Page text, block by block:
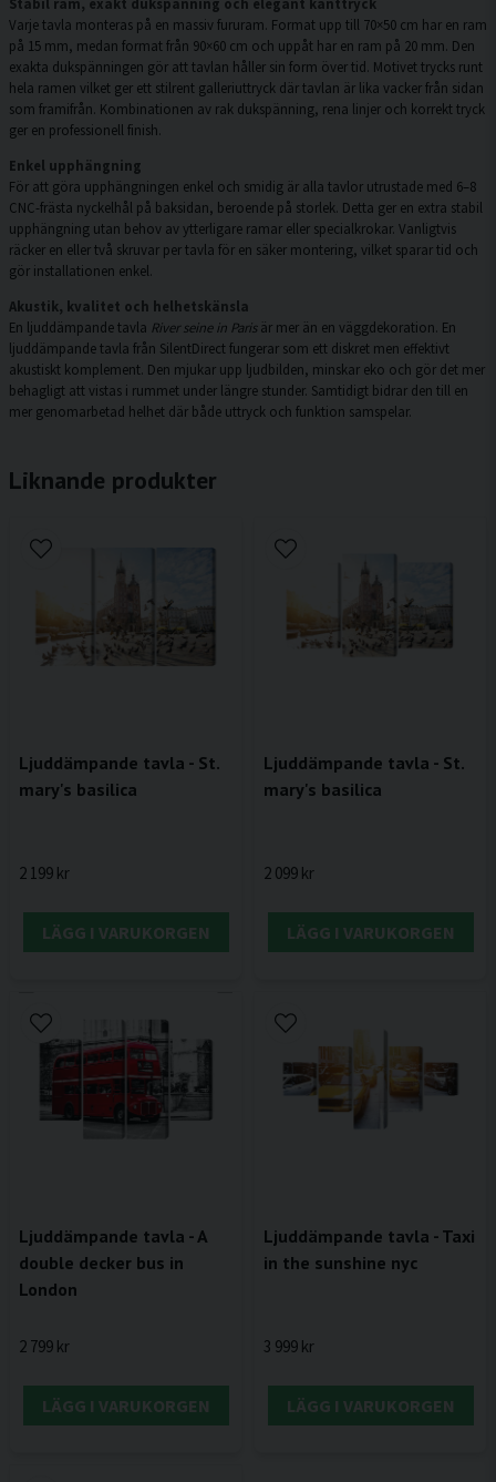
Stabil ram, exakt dukspänning och elegant kanttryck
Varje tavla monteras på en massiv fururam. Format upp till 70×50 cm har en ram
på 15 mm, medan format från 90×60 cm och uppåt har en ram på 20 mm. Den
exakta dukspänningen gör att tavlan håller sin form över tid. Motivet trycks runt
hela ramen vilket ger ett stilrent galleriuttryck där tavlan är lika vacker från sidan
som framifrån. Kombinationen av rak dukspänning, rena linjer och korrekt tryck
ger en professionell finish.
Enkel upphängning
För att göra upphängningen enkel och smidig är alla tavlor utrustade med 6–8
CNC-frästa nyckelhål på baksidan, beroende på storlek. Detta ger en extra stabil
upphängning utan behov av ytterligare ramar eller specialkrokar. Vanligtvis
räcker en eller två skruvar per tavla för en säker montering, vilket sparar tid och
gör installationen enkel.
Akustik, kvalitet och helhetskänsla
En ljuddämpande tavla River seine in Parisär mer än en väggdekoration. En
ljuddämpande tavla från SilentDirect fungerar som ett diskret men effektivt
akustiskt komplement. Den mjukar upp ljudbilden, minskar eko och gör det mer
behagligt att vistas i rummet under längre stunder. Samtidigt bidrar den till en
mer genomarbetad helhet där både uttryck och funktion samspelar.
Liknande produkter
Ljuddämpande tavla - St.
mary's basilica
2 199 kr
LÄGG I VARUKORGEN
Ljuddämpande tavla - St.
mary's basilica
2 099 kr
LÄGG I VARUKORGEN
Ljuddämpande tavla - A
double decker bus in
London
2 799 kr
LÄGG I VARUKORGEN
Ljuddämpande tavla - Taxi
in the sunshine nyc
3 999 kr
LÄGG I VARUKORGEN